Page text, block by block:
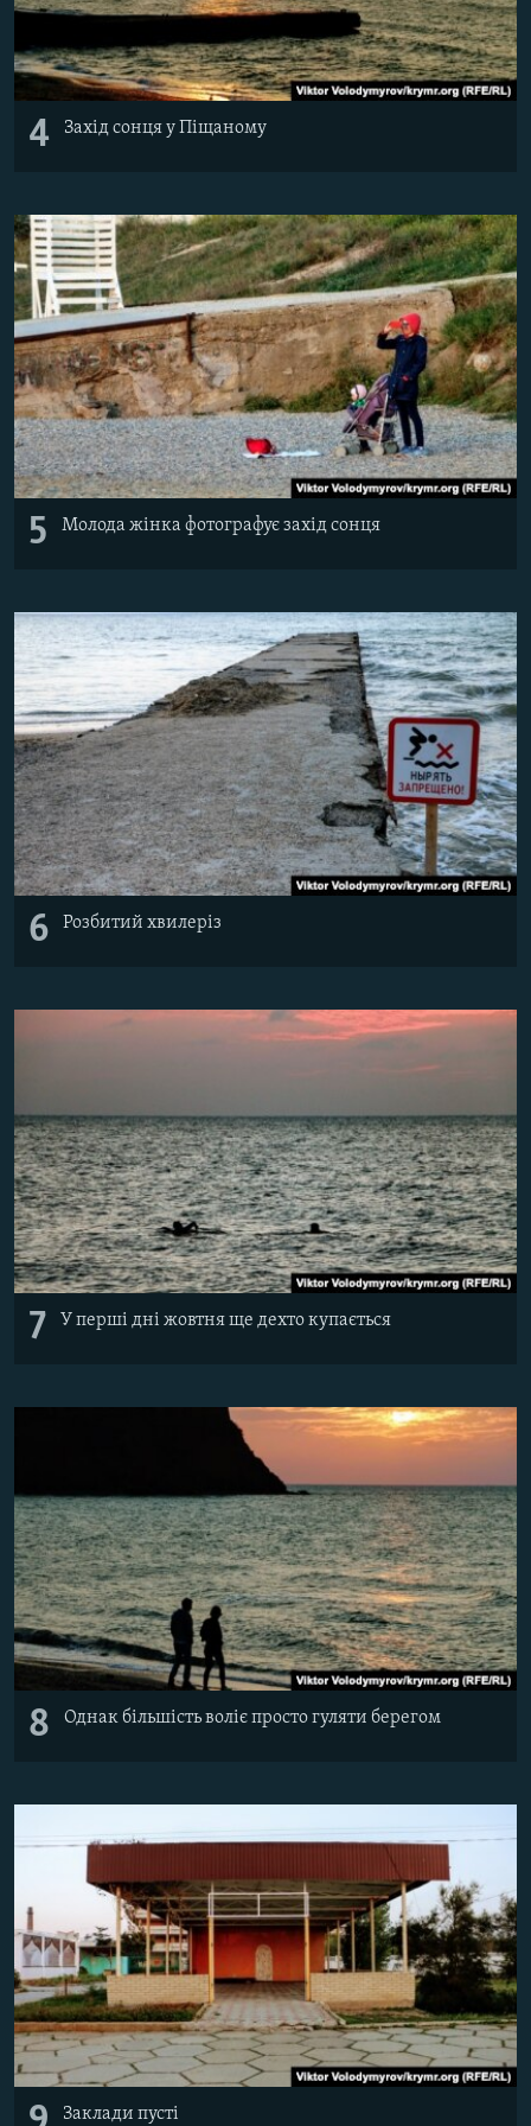
4 Захід сонця у Піщаному
5 Молода жінка фотографує захід сонця
6 Розбитий хвилеріз
7 У перші дні жовтня ще дехто купається
8 Однак більшість воліє просто гуляти берегом
Заклади пусті